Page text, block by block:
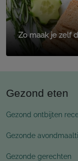
Zo maak je zelf
Gezond eten
Gezond ontbijten
Gezonde
Gezonde gerechten